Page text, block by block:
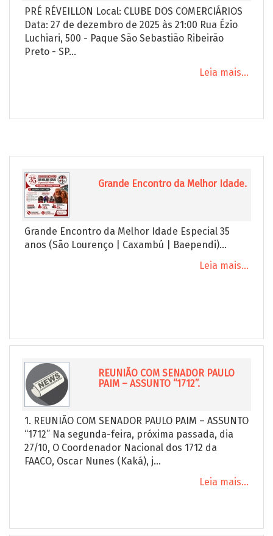
PRÉ RÉVEILLON Local: CLUBE DOS COMERCIÁRIOS
Data: 27 de dezembro de 2025 às 21:00 Rua Ézio
Luchiari, 500 - Paque São Sebastião Ribeirão
Preto - SP...
Leia mais...
Grande Encontro da Melhor Idade.
Grande Encontro da Melhor Idade Especial 35
anos (São Lourenço | Caxambú | Baependi)...
Leia mais...
REUNIÃO COM SENADOR PAULO
PAIM – ASSUNTO “1712”.
1. REUNIÃO COM SENADOR PAULO PAIM – ASSUNTO
“1712” Na segunda-feira, próxima passada, dia
27/10, O Coordenador Nacional dos 1712 da
FAACO, Oscar Nunes (Kaká), j...
Leia mais...